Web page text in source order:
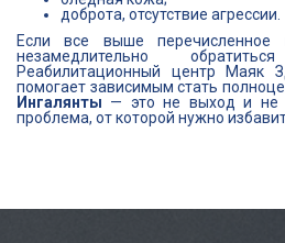
доброта, отсутствие агрессии.
Если все выше
незамедлительно
Реабилитационный центр Маяк
помогает зависимым стать
Ингалянты — это не выход и не
проблема, от которой нужно